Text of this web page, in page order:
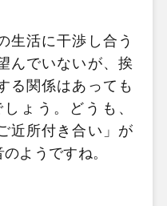
生活に干渉し合う
んでいないが、挨
る関係はあっても
ょう。どうも、
近所付き合い」が
ようですね。